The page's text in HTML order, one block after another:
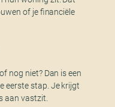
of je financiële
nog niet? Dan is een
eerste stap. Je krijgt
aan vastzit.